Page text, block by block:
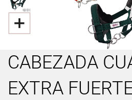
CABEZADA
EXTRA